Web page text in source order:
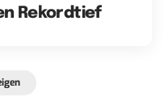
Rekordtief